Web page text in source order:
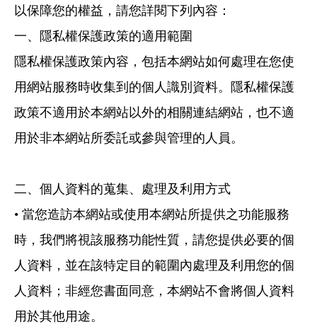
以保障您的權益，請您詳閱下列內容：
一、隱私權保護政策的適用範圍
隱私權保護政策內容，包括本網站如何處理在您使
用網站服務時收集到的個人識別資料。隱私權保護
政策不適用於本網站以外的相關連結網站，也不適
用於非本網站所委託或參與管理的人員。
二、個人資料的蒐集、處理及利用方式
• 當您造訪本網站或使用本網站所提供之功能服務
時，我們將視該服務功能性質，請您提供必要的個
人資料，並在該特定目的範圍內處理及利用您的個
人資料；非經您書面同意，本網站不會將個人資料
用於其他用途。